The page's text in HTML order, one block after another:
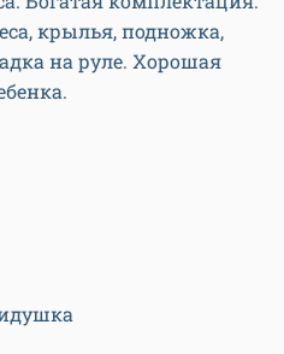
крылья, подножка,
на руле. Хорошая